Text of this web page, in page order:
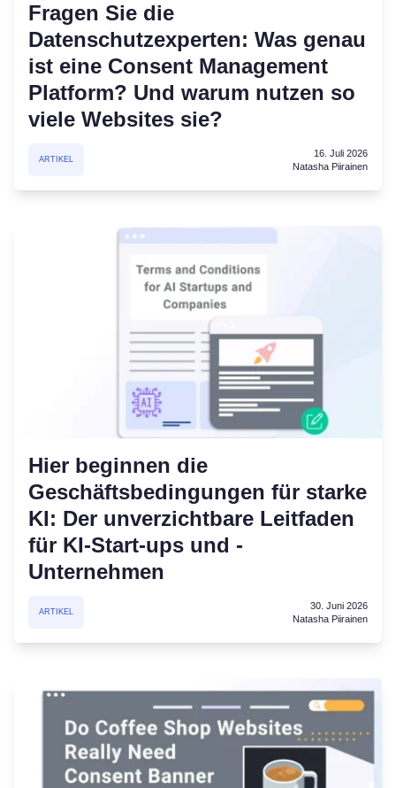
Fragen Sie die
Datenschutzexperten: Was genau
ist eine Consent Management
Platform? Und warum nutzen so
viele Websites sie?
ARTIKEL
16. Juli 2026
Natasha Piirainen
Hier beginnen die
Geschäftsbedingungen für starke
KI: Der unverzichtbare Leitfaden
für KI-Start-ups und -
Unternehmen
ARTIKEL
30. Juni 2026
Natasha Piirainen